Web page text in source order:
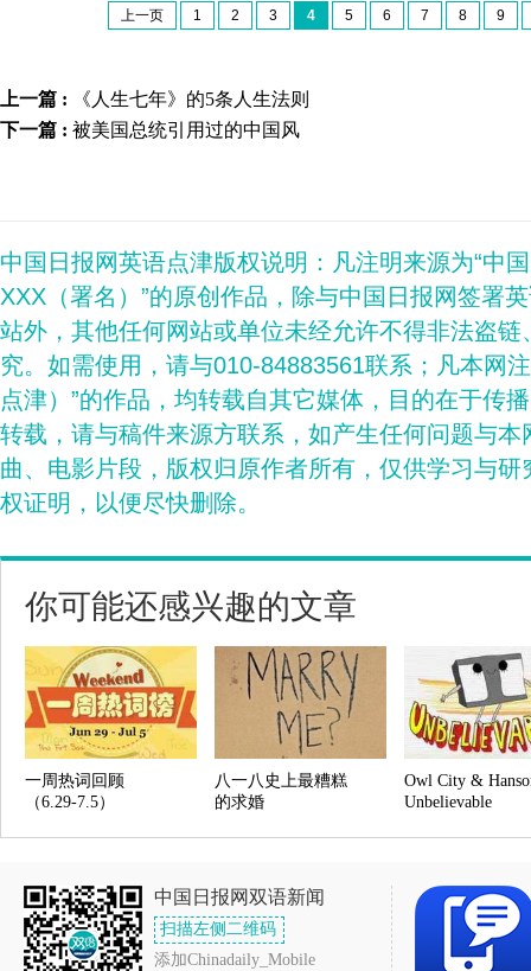
上一页 1 2 3 4 5 6 7 8 9
上一篇 :
《人生七年》的5条人生法则
下一篇 : 被美国总统引用过的中国风
中国日报网英语点津版权说明：凡注明来源为“中
XXX（署名）”的原创作品，除与中国日报网签署
站外，其他任何网站或单位未经允许不得非法盗
究。如需使用，请与010-84883561联系；凡本网
点津）”的作品，均转载自其它媒体，目的在于传
转载，请与稿件来源方联系，如产生任何问题与
曲、电影片段，版权归原作者所有，仅供学习与
权证明，以便尽快删除。
你可能还感兴趣的文章
一周热词回顾
（6.29-7.5）
八一八史上最糟糕
的求婚
Owl City &
Unbelievable
中国日报网双语新闻
扫描左侧二维码
添加Chinadaily_Mobile